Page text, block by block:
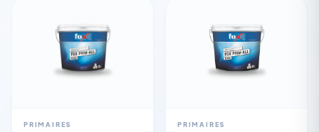
PRIMAIRES PRIMAIRES